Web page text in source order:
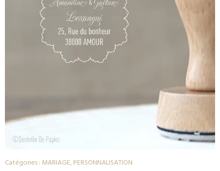
Catégories : MARIAGE,PERSONNALISATION